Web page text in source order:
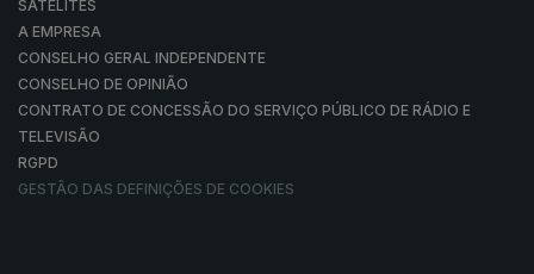
SATÉLITES
A EMPRESA
CONSELHO GERAL INDEPENDENTE
CONSELHO DE OPINIÃO
CONTRATO DE CONCESSÃO DO SERVIÇO PÚBLICO DE RÁDIO E
TELEVISÃO
RGPD
GESTÃO DAS DEFINIÇÕES DE COOKIES